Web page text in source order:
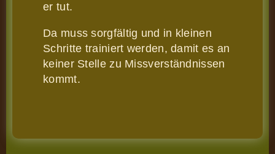
er tut.
Da muss sorgfältig und in kleinen
Schritte trainiert werden, damit es an
keiner Stelle zu Missverständnissen
kommt.